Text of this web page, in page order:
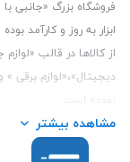
فروشگاه بزرگ «جانبی
ابزار به روز و کارآمد
از کالاها در قالب
دیجیتال»،«لوازم
این فروشگاه تمام تلاش
عرضه نماید.
مشاهده بیشتر